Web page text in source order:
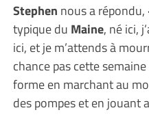
Stephen nous a
typique du Maine, né ici,
ici, et je m’attends à
chance pas cette
forme en marchant au
des pompes et en jouant